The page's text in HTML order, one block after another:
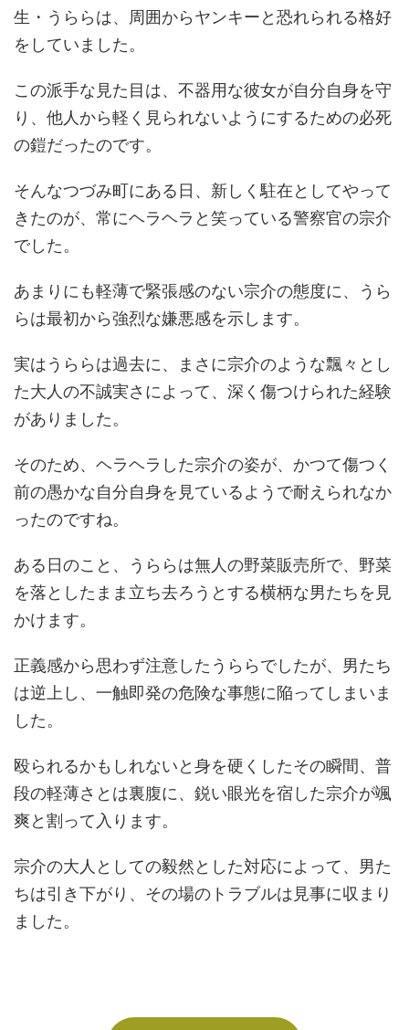
生・うららは、周囲からヤンキーと恐れられる格好
をしていました。
この派手な見た目は、不器用な彼女が自分自身を守
り、他人から軽く見られないようにするための必死
の鎧だったのです。
そんなつづみ町にある日、新しく駐在としてやって
きたのが、常にヘラヘラと笑っている警察官の宗介
でした。
あまりにも軽薄で緊張感のない宗介の態度に、うら
らは最初から強烈な嫌悪感を示します。
実はうららは過去に、まさに宗介のような飄々とし
た大人の不誠実さによって、深く傷つけられた経験
がありました。
そのため、ヘラヘラした宗介の姿が、かつて傷つく
前の愚かな自分自身を見ているようで耐えられなか
ったのですね。
ある日のこと、うららは無人の野菜販売所で、野菜
を落としたまま立ち去ろうとする横柄な男たちを見
かけます。
正義感から思わず注意したうららでしたが、男たち
は逆上し、一触即発の危険な事態に陥ってしまいま
した。
殴られるかもしれないと身を硬くしたその瞬間、普
段の軽薄さとは裏腹に、鋭い眼光を宿した宗介が颯
爽と割って入ります。
宗介の大人としての毅然とした対応によって、男た
ちは引き下がり、その場のトラブルは見事に収まり
ました。